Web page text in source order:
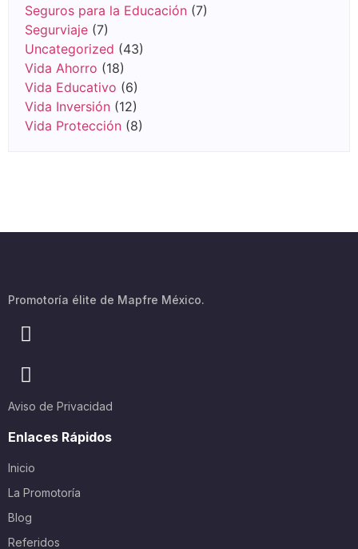
Seguros para la Educación (7)
Segurviaje (7)
Uncategorized (43)
Vida Ahorro (18)
Vida Educativo (6)
Vida Inversión (12)
Vida Protección (8)
Promotoría élite de Mapfre México.
Aviso de Privacidad
Enlaces Rápidos
Inicio
La Promotoría
Blog
Referidos